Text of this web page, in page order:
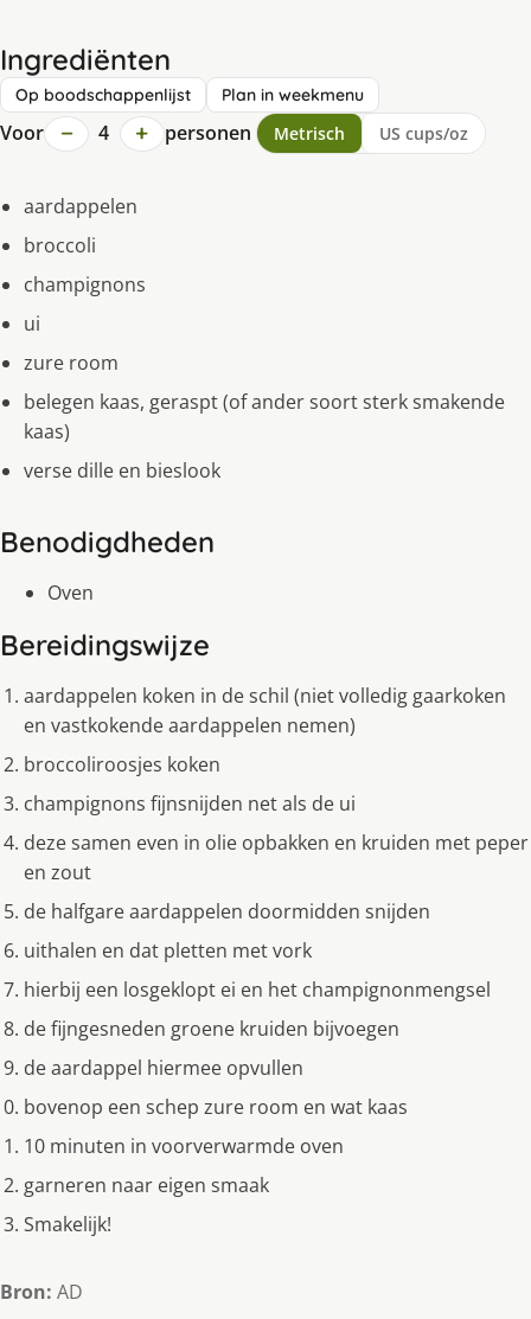
Ingrediënten
Op boodschappenlijst Plan in weekmenu
Voor − 4 + personen Metrisch US cups/oz
aardappelen
broccoli
champignons
ui
zure room
belegen kaas, geraspt (of ander soort sterk smakende
kaas)
verse dille en bieslook
Benodigdheden
Oven
Bereidingswijze
aardappelen koken in de schil (niet volledig gaarkoken
en vastkokende aardappelen nemen)
broccoliroosjes koken
champignons fijnsnijden net als de ui
deze samen even in olie opbakken en kruiden met peper
en zout
de halfgare aardappelen doormidden snijden
uithalen en dat pletten met vork
hierbij een losgeklopt ei en het champignonmengsel
de fijngesneden groene kruiden bijvoegen
de aardappel hiermee opvullen
bovenop een schep zure room en wat kaas
10 minuten in voorverwarmde oven
garneren naar eigen smaak
Smakelijk!
Bron: AD